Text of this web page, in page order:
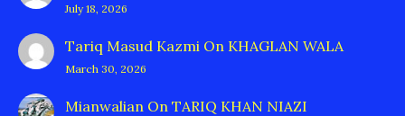
July 18, 2026
Tariq Masud Kazmi On KHAGLAN WALA
March 30, 2026
Mianwalian On TARIQ KHAN NIAZI